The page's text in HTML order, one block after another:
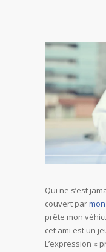
Qui ne s’est
couvert par
prête mon
cet ami est un
L’expression «